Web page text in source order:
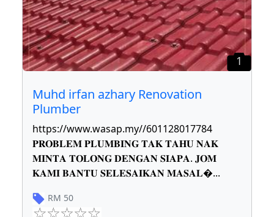
1
Muhd irfan azhary Renovation
Plumber
https://www.wasap.my//601128017784
𝐏𝐑𝐎𝐁𝐋𝐄𝐌 𝐏𝐋𝐔𝐌𝐁𝐈𝐍𝐆 𝐓𝐀𝐊 𝐓𝐀𝐇𝐔 𝐍𝐀𝐊
𝐌𝐈𝐍𝐓𝐀 𝐓𝐎𝐋𝐎𝐍𝐆 𝐃𝐄𝐍𝐆𝐀𝐍 𝐒𝐈𝐀𝐏𝐀. 𝐉𝐎𝐌
𝐊𝐀𝐌𝐈 𝐁𝐀𝐍𝐓𝐔 𝐒𝐄𝐋𝐄𝐒𝐀𝐈𝐊𝐀𝐍 𝐌𝐀𝐒𝐀𝐋...
RM 50